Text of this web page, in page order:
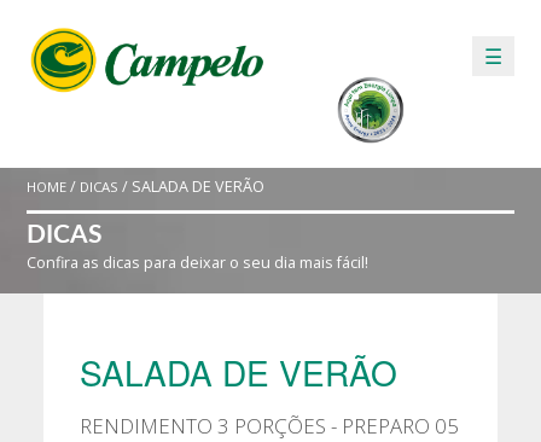
☰
HOME / DICAS / SALADA DE VERÃO
DICAS
Confira as dicas para deixar o seu dia mais fácil!
SALADA DE VERÃO
RENDIMENTO 3 PORÇÕES - PREPARO 05